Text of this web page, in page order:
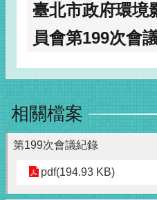
臺北市政府環境
員會第199次會
相關檔案
第199次會議紀錄
pdf(194.93 KB)